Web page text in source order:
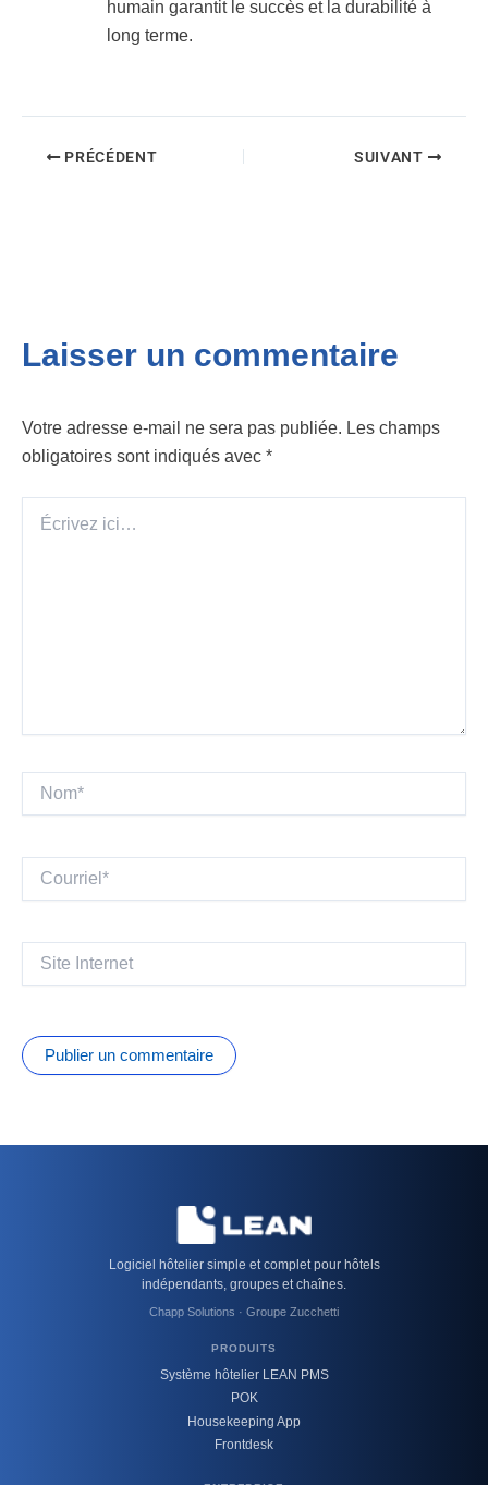
humain garantit le succès et la durabilité à
long terme.
PRÉCÉDENT SUIVANT
Laisser un commentaire
Votre adresse e-mail ne sera pas publiée. Les champs
obligatoires sont indiqués avec *
ici…
Internet
Logiciel hôtelier simple et complet pour hôtels
indépendants, groupes et chaînes.
Chapp Solutions · Groupe Zucchetti
PRODUITS
Système hôtelier LEAN PMS
POK
Housekeeping App
Frontdesk